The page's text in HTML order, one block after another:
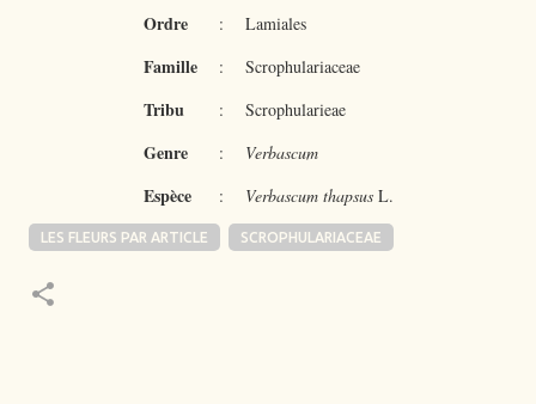
Ordre : Lamiales
Famille : Scrophulariaceae
Tribu : Scrophularieae
Genre : Verbascum
Espèce : Verbascum thapsusL.
LES FLEURS PAR ARTICLE SCROPHULARIACEAE